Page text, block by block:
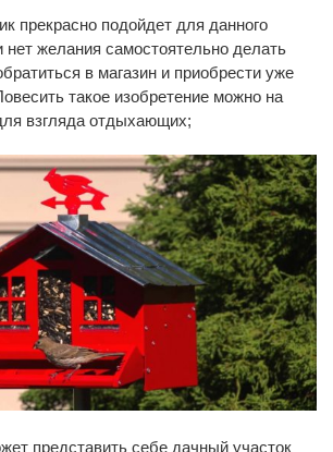
прекрасно подойдет для данного
нет желания самостоятельно делать
в магазин и приобрести уже
такое изобретение можно на
взгляда отдыхающих;
представить себе дачный участок